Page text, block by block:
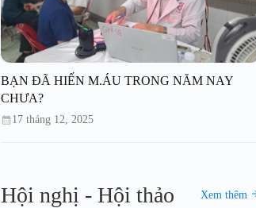
BẠN ĐÃ HIẾN M.ÁU TRONG NĂM NAY
CHƯA?
17 tháng 12, 2025
Hội nghị - Hội thảo Xem thêm